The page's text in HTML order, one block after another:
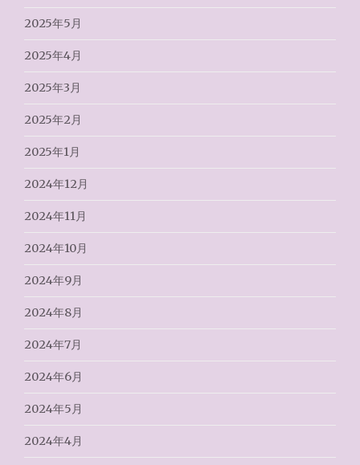
2025年5月
2025年4月
2025年3月
2025年2月
2025年1月
2024年12月
2024年11月
2024年10月
2024年9月
2024年8月
2024年7月
2024年6月
2024年5月
2024年4月